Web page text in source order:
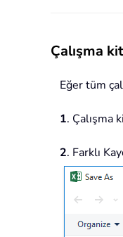
Çalışma
Eğer tüm
1. Çalışma
2. Farklı